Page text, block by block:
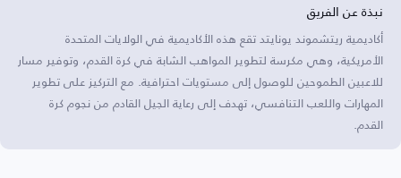
نبذة عن الفريق
أكاديمية ريتشموند يونايتد تقع هذه الأكاديمية في الولايات المتحدة
الأمريكية، وهي مكرسة لتطوير المواهب الشابة في كرة القدم، وتوفير مسار
للاعبين الطموحين للوصول إلى مستويات احترافية. مع التركيز على تطوير
المهارات واللعب التنافسي، تهدف إلى رعاية الجيل القادم من نجوم كرة
القدم.